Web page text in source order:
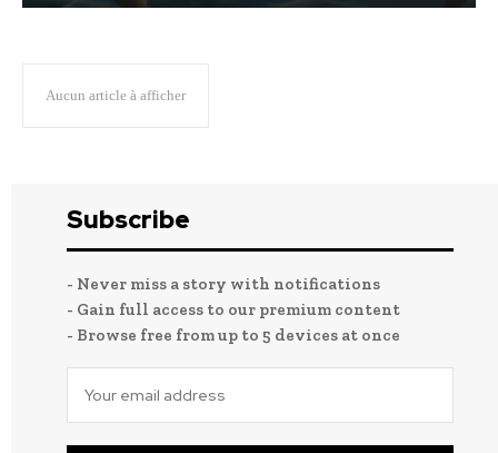
Aucun article à afficher
Subscribe
- Never miss a story with notifications
- Gain full access to our premium content
- Browse free from up to 5 devices at once